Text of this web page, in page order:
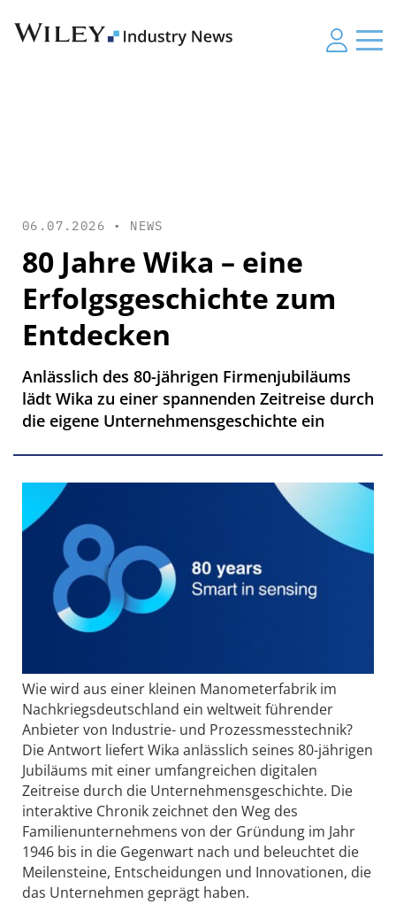
06.07.2026 • NEWS
80 Jahre Wika – eine
Erfolgsgeschichte zum
Entdecken
Anlässlich des 80-jährigen Firmenjubiläums
lädt Wika zu einer spannenden Zeitreise durch
die eigene Unternehmensgeschichte ein
Wie wird aus einer kleinen Manometerfabrik im
Nachkriegsdeutschland ein weltweit führender
Anbieter von Industrie- und Prozessmesstechnik?
Die Antwort liefert Wika anlässlich seines 80-jährigen
Jubiläums mit einer umfangreichen digitalen
Zeitreise durch die Unternehmensgeschichte. Die
interaktive Chronik zeichnet den Weg des
Familienunternehmens von der Gründung im Jahr
1946 bis in die Gegenwart nach und beleuchtet die
Meilensteine, Entscheidungen und Innovationen, die
das Unternehmen geprägt haben.